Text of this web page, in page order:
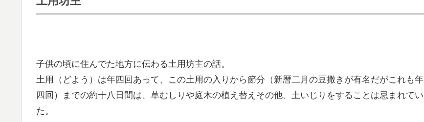
子供の頃に住んでた地方に伝わる土用坊主の話。
土用（どよう）は年四回あって、この土用の入りから節分（新暦二月の豆撒きが有名だがこれも年
四回）までの約十八日間は、草むしりや庭木の植え替えその他、土いじりをすることは忌まれてい
た。